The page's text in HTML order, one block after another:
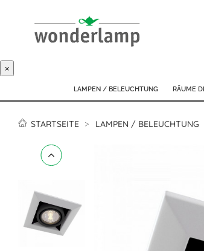
×
LAMPEN / BELEUCHTUNG RÄUME
STARTSEITE LAMPEN / BELEUCHTUNG